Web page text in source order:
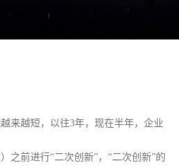
来越短，以往3年，现在半年，企业
之前进行“二次创新”，“二次创新”的